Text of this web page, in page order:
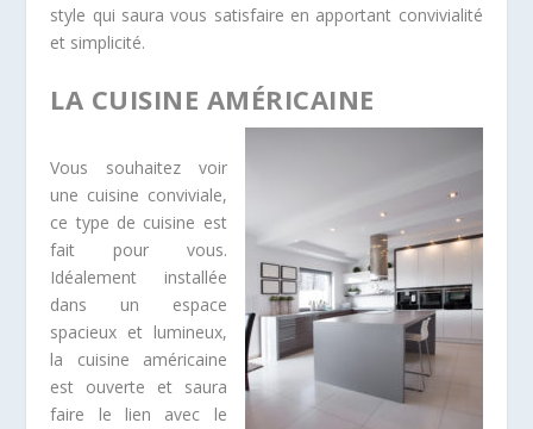
style qui saura vous satisfaire en apportant convivialité
et simplicité.
LA CUISINE AMÉRICAINE
Vous souhaitez voir
une cuisine conviviale,
ce type de cuisine est
fait pour vous.
Idéalement installée
dans un espace
spacieux et lumineux,
la cuisine américaine
est ouverte et saura
faire le lien avec le